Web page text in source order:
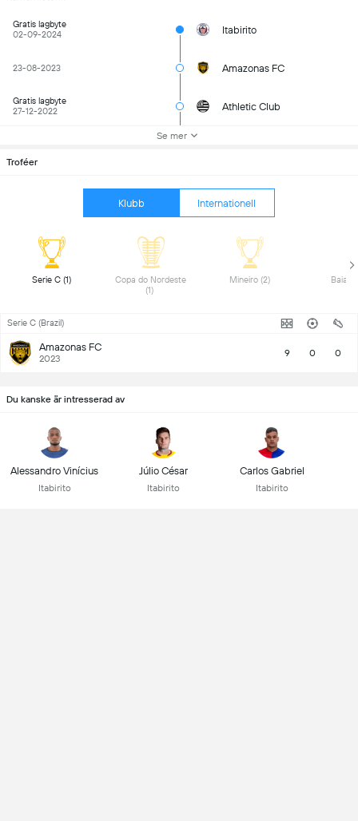
Gratis lagbyte
02-09-2024
Itabirito
23-08-2023 Amazonas FC
Gratis lagbyte
27-12-2022
Athletic Club
Se mer
Troféer
Klubb Internationell
Copa do Nordeste
Serie C (Brazil)
Amazonas FC
2023 9 0 0
Du kanske är intresserad av
Alessandro Vinícius
Itabirito
Júlio César
Itabirito
Carlos Gabriel
Itabirito